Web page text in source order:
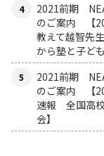
2021前期
のご案内 【
教えて越智
から塾と子ど
2021前期
のご案内 【
速報 全国高
会】